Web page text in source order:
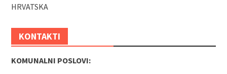
HRVATSKA
KONTAKTI
KOMUNALNI POSLOVI: